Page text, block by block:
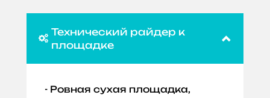

Технический райдер к
площадке
- Ровная сухая площадка,